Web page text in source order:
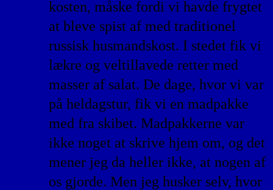
kosten, måske fordi vi havde frygtet
at bleve spist af med traditionel
russisk husmandskost. I stedet fik vi
lækre og veltillavede retter med
masser af salat. De dage, hvor vi var
på heldagstur, fik vi en madpakke
med fra skibet. Madpakkerne var
ikke noget at skrive hjem om, og det
mener jeg da heller ikke, at nogen af
os gjorde. Men jeg husker selv, hvor